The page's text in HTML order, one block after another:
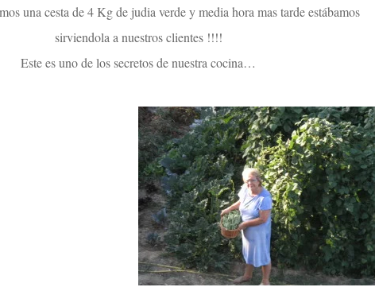
una cesta de 4 Kg de judia verde y media hora mas tarde estábamos
sirviendola a nuestros clientes !!!!
Este es uno de los secretos de nuestra cocina…